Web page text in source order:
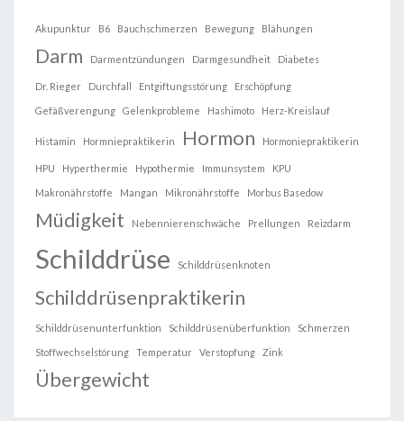
Akupunktur B6 Bauchschmerzen Bewegung Blähungen
Darm Darmentzündungen Darmgesundheit Diabetes
Dr. Rieger Durchfall Entgiftungsstörung Erschöpfung
Gefäßverengung Gelenkprobleme Hashimoto Herz-Kreislauf
Histamin Hormniepraktikerin Hormon Hormoniepraktikerin
HPU Hyperthermie Hypothermie Immunsystem KPU
Makronährstoffe Mangan Mikronährstoffe Morbus Basedow
Müdigkeit Nebennierenschwäche Prellungen Reizdarm
Schilddrüse Schilddrüsenknoten
Schilddrüsenpraktikerin
Schilddrüsenunterfunktion Schilddrüsenüberfunktion Schmerzen
Stoffwechselstörung Temperatur Verstopfung Zink
Übergewicht